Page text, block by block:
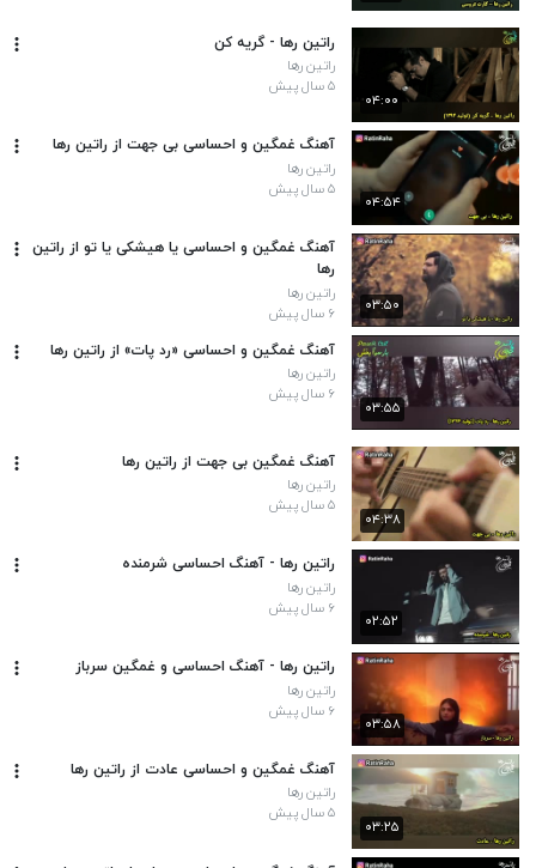
۰۴:۰۰
راتین رها - گریه کن
راتین رها
۵ سال پیش
۰۴:۵۴
آهنگ غمگین و احساسی بی جهت از راتین رها
راتین رها
۵ سال پیش
۰۳:۵۰
آهنگ غمگین و احساسی یا هیشکی یا تو از راتین
رها
راتین رها
۶ سال پیش
۰۳:۵۵
آهنگ غمگین و احساسی «رد پات» از راتین رها
راتین رها
۶ سال پیش
۰۴:۳۸
آهنگ غمگین بی جهت از راتین رها
راتین رها
۵ سال پیش
۰۲:۵۲
راتین رها - آهنگ احساسی شرمنده
راتین رها
۶ سال پیش
۰۳:۵۸
راتین رها - آهنگ احساسی و غمگین سرباز
راتین رها
۶ سال پیش
۰۳:۲۵
آهنگ غمگین و احساسی عادت از راتین رها
راتین رها
۵ سال پیش